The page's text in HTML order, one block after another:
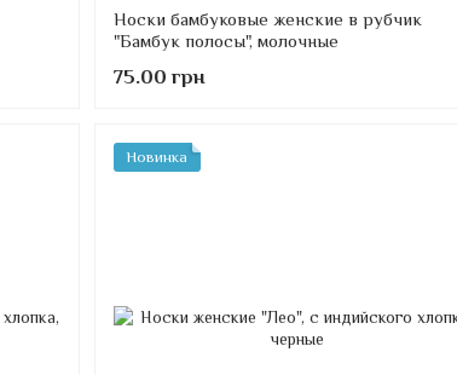
Носки бамбуковые женские в рубчик
"Бамбук полосы", молочные
75.00 грн
Новинка